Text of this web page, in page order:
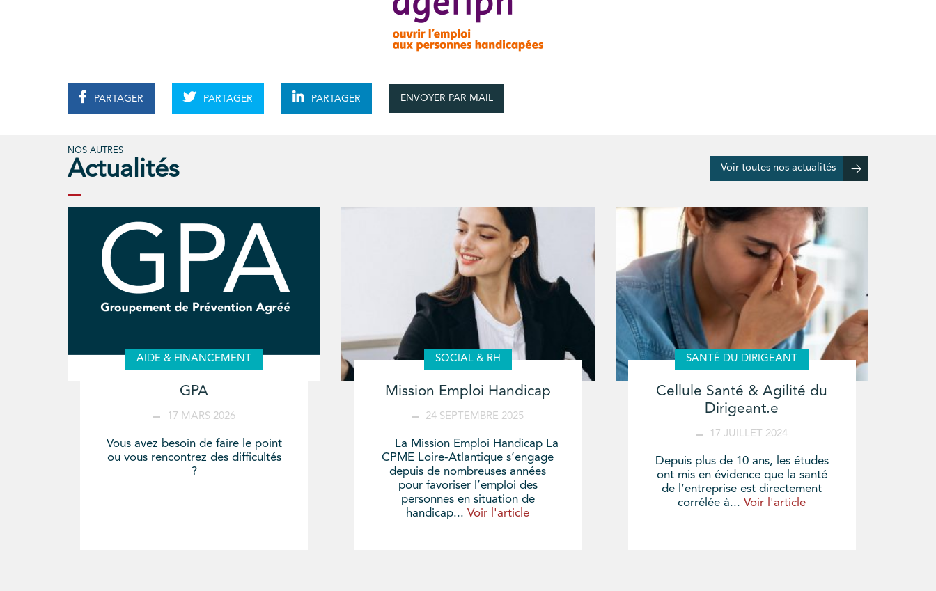
PARTAGER PARTAGER PARTAGER ENVOYER PAR MAIL
NOS AUTRES
Actualités Voir toutes nos actualités
AIDE & FINANCEMENT
GPA
17 MARS 2026
Vous avez besoin de faire le point
ou vous rencontrez des difficultés
?
SOCIAL & RH
Mission Emploi Handicap
24 SEPTEMBRE 2025
La Mission Emploi Handicap La
CPME Loire-Atlantique s’engage
depuis de nombreuses années
pour favoriser l’emploi des
personnes en situation de
handicap...Voir l'article
SANTÉ DU DIRIGEANT
Cellule Santé & Agilité du
Dirigeant.e
17 JUILLET 2024
Depuis plus de 10 ans, les études
ont mis en évidence que la santé
de l’entreprise est directement
corrélée à...Voir l'article